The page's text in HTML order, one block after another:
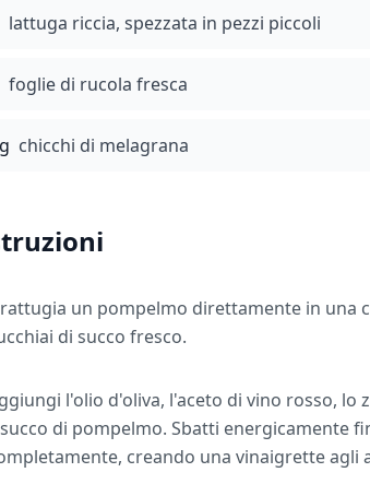
lattuga riccia, spezzata in pezzi piccoli
foglie di rucola fresca
chicchi di melagrana
un pompelmo direttamente in una
di succo fresco.
l'olio d'oliva, l'aceto di vino rosso,
di pompelmo. Sbatti energicamente
creando una vinaigrette agli